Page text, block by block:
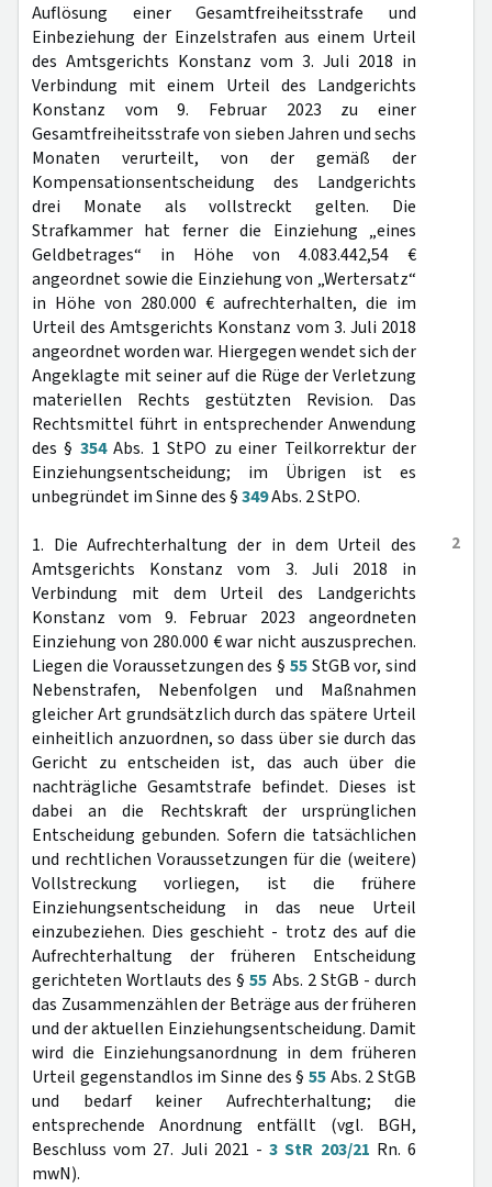
Auflösung einer Gesamtfreiheitsstrafe und
Einbeziehung der Einzelstrafen aus einem Urteil
des Amtsgerichts Konstanz vom 3. Juli 2018 in
Verbindung mit einem Urteil des Landgerichts
Konstanz vom 9. Februar 2023 zu einer
Gesamtfreiheitsstrafe von sieben Jahren und sechs
Monaten verurteilt, von der gemäß der
Kompensationsentscheidung des Landgerichts
drei Monate als vollstreckt gelten. Die
Strafkammer hat ferner die Einziehung „eines
Geldbetrages“ in Höhe von 4.083.442,54 €
angeordnet sowie die Einziehung von „Wertersatz“
in Höhe von 280.000 € aufrechterhalten, die im
Urteil des Amtsgerichts Konstanz vom 3. Juli 2018
angeordnet worden war. Hiergegen wendet sich der
Angeklagte mit seiner auf die Rüge der Verletzung
materiellen Rechts gestützten Revision. Das
Rechtsmittel führt in entsprechender Anwendung
des § 354Abs. 1 StPO zu einer Teilkorrektur der
Einziehungsentscheidung; im Übrigen ist es
unbegründet im Sinne des §349Abs. 2 StPO.
2
1. Die Aufrechterhaltung der in dem Urteil des
Amtsgerichts Konstanz vom 3. Juli 2018 in
Verbindung mit dem Urteil des Landgerichts
Konstanz vom 9. Februar 2023 angeordneten
Einziehung von 280.000 € war nicht auszusprechen.
Liegen die Voraussetzungen des § 55StGB vor, sind
Nebenstrafen, Nebenfolgen und Maßnahmen
gleicher Art grundsätzlich durch das spätere Urteil
einheitlich anzuordnen, so dass über sie durch das
Gericht zu entscheiden ist, das auch über die
nachträgliche Gesamtstrafe befindet. Dieses ist
dabei an die Rechtskraft der ursprünglichen
Entscheidung gebunden. Sofern die tatsächlichen
und rechtlichen Voraussetzungen für die (weitere)
Vollstreckung vorliegen, ist die frühere
Einziehungsentscheidung in das neue Urteil
einzubeziehen. Dies geschieht - trotz des auf die
Aufrechterhaltung der früheren Entscheidung
gerichteten Wortlauts des §55 Abs. 2 StGB - durch
das Zusammenzählen der Beträge aus der früheren
und der aktuellen Einziehungsentscheidung. Damit
wird die Einziehungsanordnung in dem früheren
Urteil gegenstandlos im Sinne des § 55Abs. 2 StGB
und bedarf keiner Aufrechterhaltung; die
entsprechende Anordnung entfällt (vgl. BGH,
Beschluss vom 27. Juli 2021 -3 StR 203/21 Rn. 6
mwN).